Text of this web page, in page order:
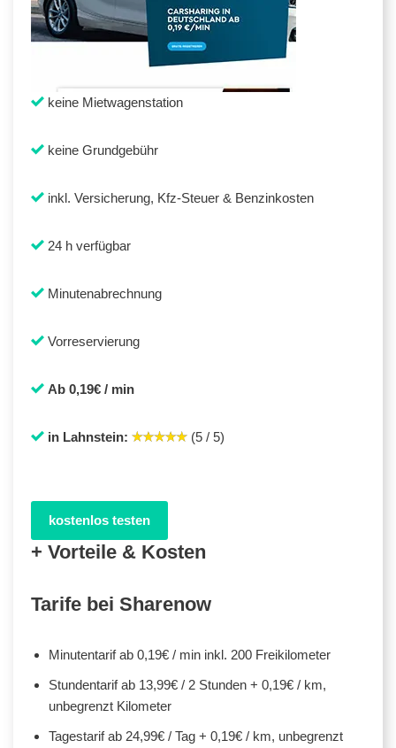
keine Mietwagenstation
keine Grundgebühr
inkl. Versicherung, Kfz-Steuer & Benzinkosten
24 h verfügbar
Minutenabrechnung
Vorreservierung
Ab 0,19€ / min
in Lahnstein: (5 / 5)
kostenlos testen
+ Vorteile & Kosten
Tarife bei Sharenow
Minutentarif ab 0,19€ / min inkl. 200 Freikilometer
Stundentarif ab 13,99€ / 2 Stunden + 0,19€ / km,
unbegrenzt Kilometer
Tagestarif ab 24,99€ / Tag + 0,19€ / km, unbegrenzt